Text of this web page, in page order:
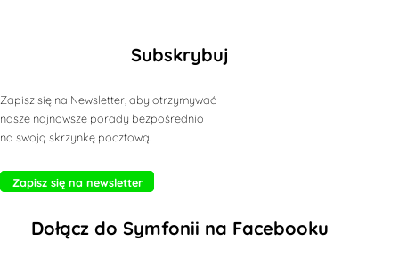
Subskrybuj
Zapisz się na Newsletter, aby otrzymywać
nasze najnowsze porady bezpośrednio
na swoją skrzynkę pocztową.
Zapisz się na newsletter
Dołącz do Symfonii na Facebooku